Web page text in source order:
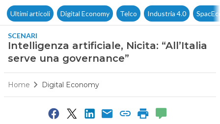
Ultimi articoli Digital Economy Telco Industria 4.0
SCENARI
Intelligenza artificiale, Nicita: “All’Italia
serve una governance”
Home Digital Economy